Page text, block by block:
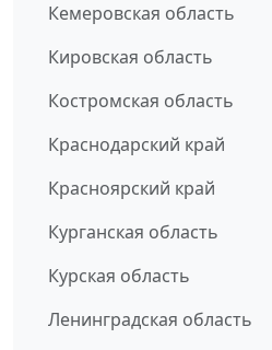
Кемеровская область
Кировская область
Костромская область
Краснодарский край
Красноярский край
Курганская область
Курская область
Ленинградская область